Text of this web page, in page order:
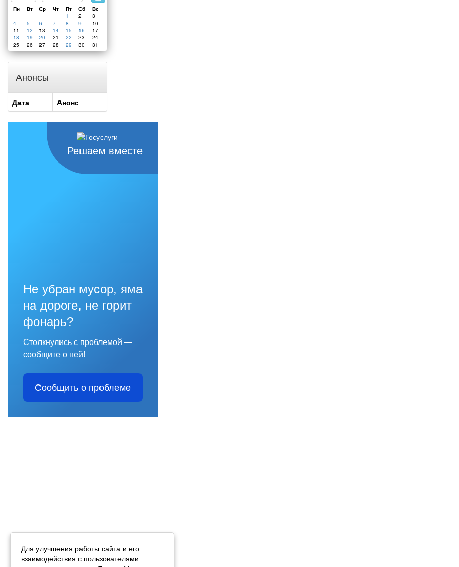
Пн Вт Ср Чт Пт Сб
Вс
1
2
3
4
5 6 7 8 9
10
11
12 13 14 15 16
17
18
19 20 21 22 23
24
25
26 27 28 29 30 31
Анонсы
Дата Анонс
Решаем вместе
Не убран мусор, яма
на дороге, не горит
фонарь?
Столкнулись с проблемой —
сообщите о ней!
Сообщить о проблеме
Для улучшения работы сайта и его
взаимодействия с пользователями